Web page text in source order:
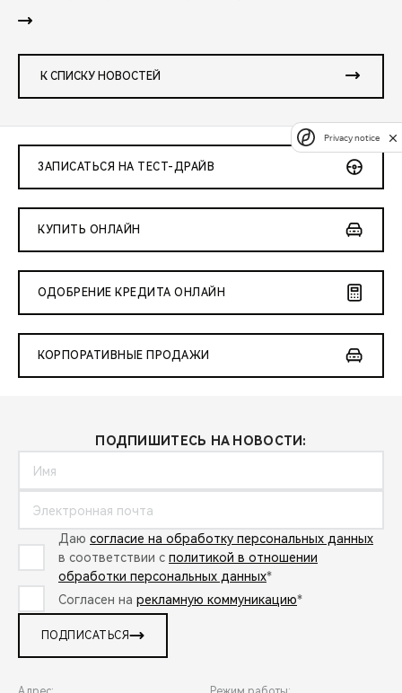
К СПИСКУ НОВОСТЕЙ
ЗАПИСАТЬСЯ НА ТЕСТ-ДРАЙВ
КУПИТЬ ОНЛАЙН
ОДОБРЕНИЕ КРЕДИТА ОНЛАЙН
КОРПОРАТИВНЫЕ ПРОДАЖИ
ПОДПИШИТЕСЬ НА НОВОСТИ:
Даю согласие на обработку персональных данных
в соответствии с политикой в отношении
обработки персональных данных*
Согласен на рекламную коммуникацию*
ПОДПИСАТЬСЯ
Privacy notice